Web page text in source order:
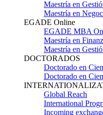
Maestría en
Maestría en
EGADE Online
EGADE MBA
Maestría en
Maestría en
DOCTORADOS
Doctorado en
Doctorado en
Global Reach
International
Incoming